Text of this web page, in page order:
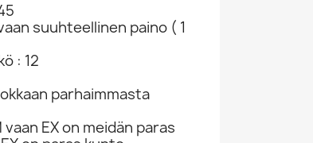
suuhteellinen paino ( 1
: 12
parhaimmasta
EX on meidän paras